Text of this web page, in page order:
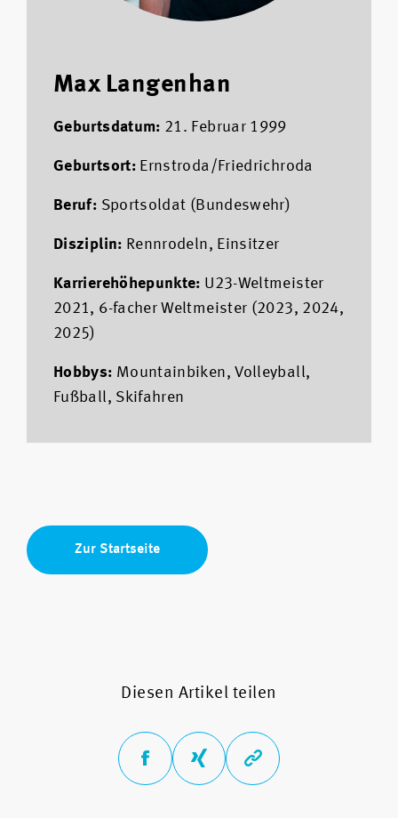
Max Langenhan
Geburtsdatum: 21. Februar 1999
Geburtsort:Ernstroda/Friedrichroda
Beruf: Sportsoldat (Bundeswehr)
Disziplin: Rennrodeln, Einsitzer
Karrierehöhepunkte: U23-Weltmeister
2021, 6-facher Weltmeister (2023, 2024,
2025)
Hobbys: Mountainbiken, Volleyball,
Fußball, Skifahren
Zur Startseite
Diesen Artikel teilen